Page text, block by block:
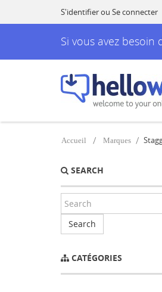
S'identifierou Se connecter
Si vous avez besoin
Accueil Marques
SEARCH
Search
CATÉGORIES